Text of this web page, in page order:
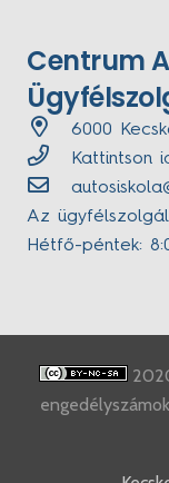
Centrum
6000
Kattintson
Az
Hétfő-péntek: